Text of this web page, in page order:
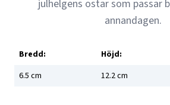
julhelgens ostar som passar
annandagen.
Bredd: Höjd:
6.5 cm 12.2cm